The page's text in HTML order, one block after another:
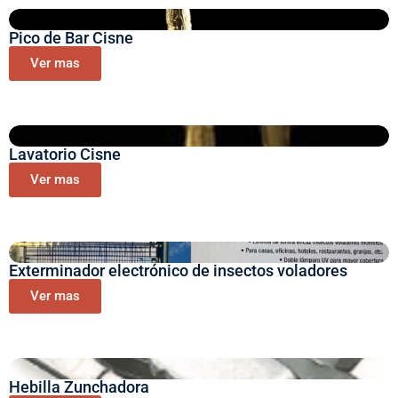
Pico de Bar Cisne
Ver mas
Lavatorio Cisne
Ver mas
Exterminador electrónico de insectos voladores
Ver mas
Hebilla Zunchadora